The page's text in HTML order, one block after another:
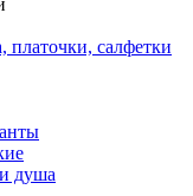
платочки, салфетки
душа